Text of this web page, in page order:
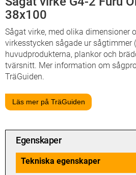
38x100
Sågat virke, med olika dimensioner
virkesstycken sågade ur sågtimmer
huvudprodukterna, plankor och
tvärsnitt. Mer information om
TräGuiden.
Läs mer på TräGuiden
Egenskaper
Tekniska egenskaper